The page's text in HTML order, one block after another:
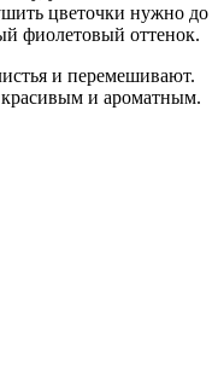
цветочки нужно до
фиолетовый оттенок.
и перемешивают.
красивым и ароматным.